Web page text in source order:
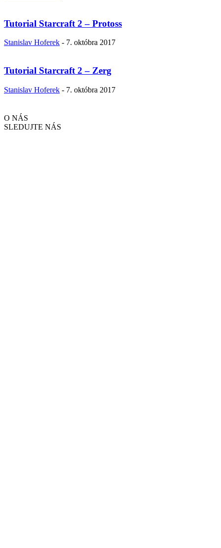
Tutorial Starcraft 2 – Protoss
Stanislav Hoferek - 7. októbra 2017
Tutorial Starcraft 2 – Zerg
Stanislav Hoferek - 7. októbra 2017
O NÁS
SLEDUJTE NÁS